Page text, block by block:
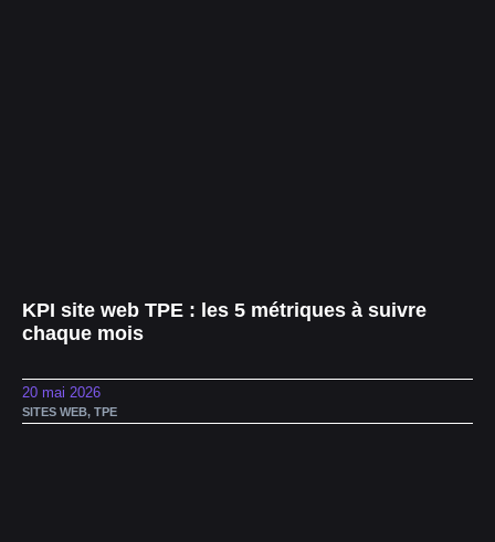
KPI site web TPE : les 5 métriques à suivre
chaque mois
20 mai 2026
SITES WEB, TPE